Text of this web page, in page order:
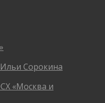
Сорокина
«Москва и